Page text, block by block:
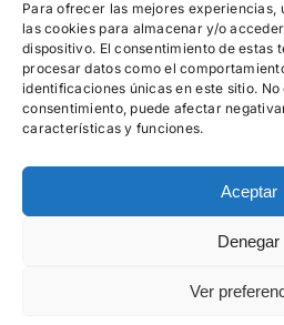
Para ofrecer las mejores experiencias,
las cookies para almacenar y/o
dispositivo. El consentimiento de estas
procesar datos como el
identificaciones únicas en este sitio.
consentimiento, puede afectar
características y funciones.
Aceptar
Denegar
Ver
Con el apoyo de:
Esta actividad ha sido financiada